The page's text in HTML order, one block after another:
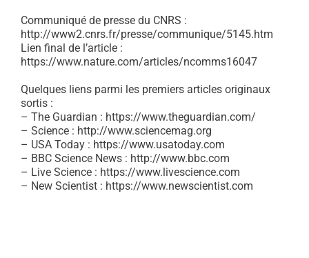
Communiqué de presse du CNRS :
http://www2.cnrs.fr/presse/communique/5145.htm
Lien final de l’article :
https://www.nature.com/articles/ncomms16047
Quelques liens parmi les premiers articles originaux
sortis :
– The Guardian : https://www.theguardian.com/
– Science : http://www.sciencemag.org
– USA Today : https://www.usatoday.com
– BBC Science News : http://www.bbc.com
– Live Science : https://www.livescience.com
– New Scientist : https://www.newscientist.com